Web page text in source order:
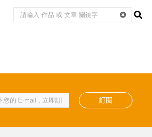
訂閱